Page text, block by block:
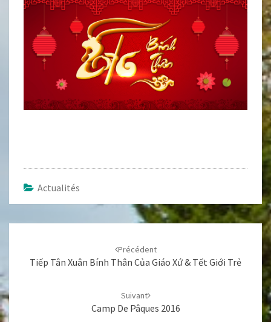
Actualités
Précédent
Tiếp Tân Xuân Bính Thân Của Giáo Xứ & Tết Giới Trẻ
Suivant
Camp De Pâques 2016